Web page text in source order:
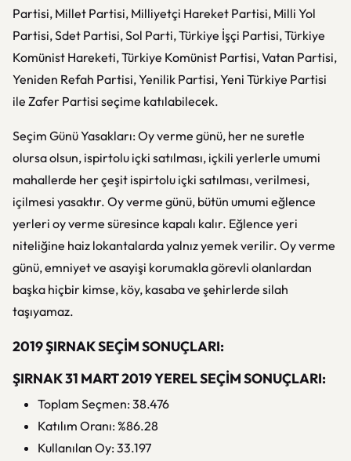
Partisi, Millet Partisi, Milliyetçi Hareket Partisi, Milli Yol
Partisi, Sdet Partisi, Sol Parti, Türkiye İşçi Partisi, Türkiye
Komünist Hareketi, Türkiye Komünist Partisi, Vatan Partisi,
Yeniden Refah Partisi, Yenilik Partisi, Yeni Türkiye Partisi
ile Zafer Partisi seçime katılabilecek.
Seçim Günü Yasakları: Oy verme günü, her ne suretle
olursa olsun, ispirtolu içki satılması, içkili yerlerle umumi
mahallerde her çeşit ispirtolu içki satılması, verilmesi,
içilmesi yasaktır. Oy verme günü, bütün umumi eğlence
yerleri oy verme süresince kapalı kalır. Eğlence yeri
niteliğine haiz lokantalarda yalnız yemek verilir. Oy verme
günü, emniyet ve asayişi korumakla görevli olanlardan
başka hiçbir kimse, köy, kasaba ve şehirlerde silah
taşıyamaz.
2019 ŞIRNAK SEÇİM SONUÇLARI:
ŞIRNAK 31 MART 2019 YEREL SEÇİM SONUÇLARI:
Toplam Seçmen: 38.476
Katılım Oranı: %86.28
Kullanılan Oy: 33.197